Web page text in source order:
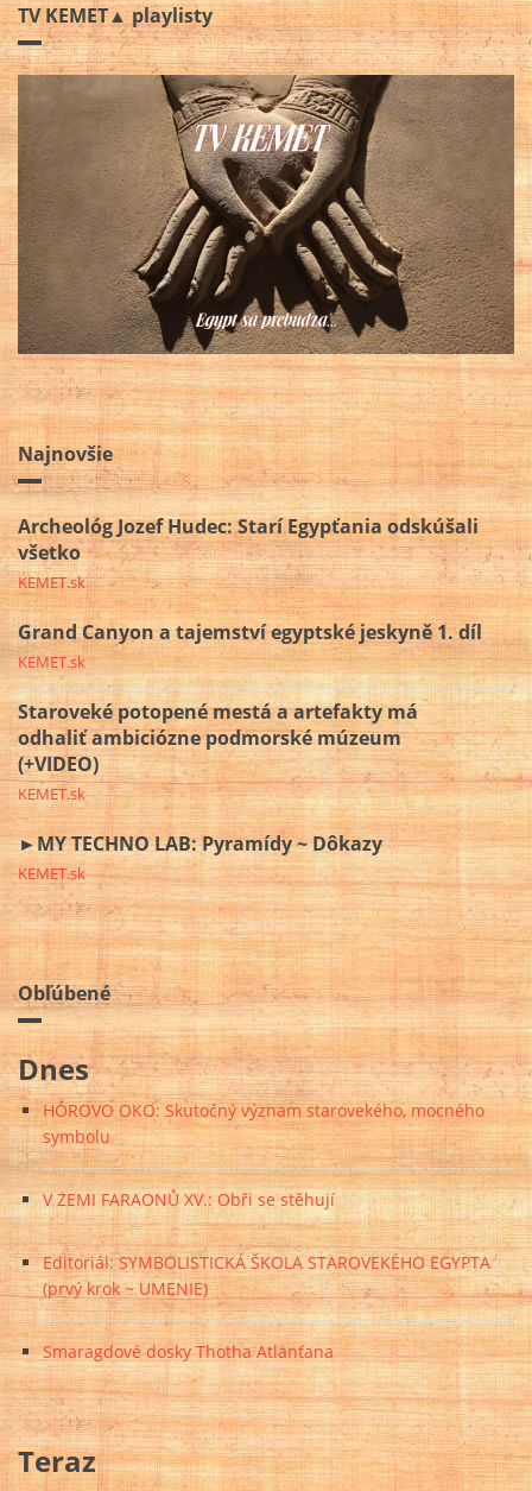
TV KEMET▲ playlisty
Najnovšie
Archeológ Jozef Hudec: Starí Egypťania odskúšali
všetko
KEMET.sk
Grand Canyon a tajemství egyptské jeskyně 1. díl
KEMET.sk
Staroveké potopené mestá a artefakty má
odhaliť ambiciózne podmorské múzeum
(+VIDEO)
KEMET.sk
►MY TECHNO LAB: Pyramídy ~ Dôkazy
KEMET.sk
Obľúbené
Dnes
HÓROVO OKO: Skutočný význam starovekého, mocného
symbolu
V ZEMI FARAONŮ XV.: Obři se stěhují
Editoriál: SYMBOLISTICKÁ ŠKOLA STAROVEKÉHO EGYPTA
(prvý krok ~ UMENIE)
Smaragdové dosky Thotha Atlanťana
Teraz